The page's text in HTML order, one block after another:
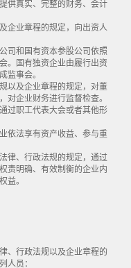
供真实、完整的财务、会计
企业章程的规定，向出资人
和国有资本参股公司依照
。国有独资企业由履行出资
监事会。
以及企业章程的规定，对董
对企业财务进行监督检查。
过职工代表大会或者其他形
依法享有资产收益、参与重
律、行政法规的规定，通过
责明确、有效制衡的企业内
益。
、行政法规以及企业章程的
人员：